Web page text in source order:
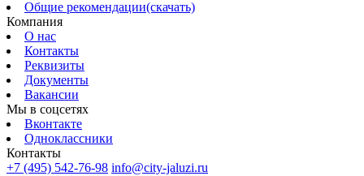
Общие рекомендации(скачать)
Компания
О нас
Контакты
Реквизиты
Документы
Вакансии
Мы в соцсетях
Вконтакте
Одноклассники
Контакты
+7 (495) 542-76-98 info@city-jaluzi.ru